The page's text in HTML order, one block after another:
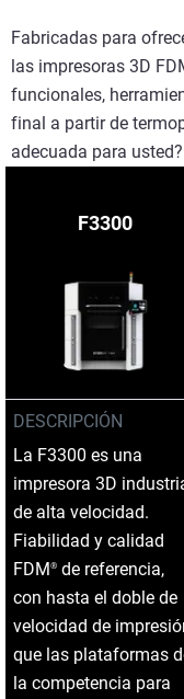
Fabricadas para
las impresoras 3D
funcionales,
final a partir de
adecuada para usted?
F3300
DESCRIPCIÓN
La F3300 es una
impresora 3D
de alta velocidad.
Fiabilidad y calidad
FDM® de referencia,
con hasta el doble de
velocidad de
que las plataformas
la competencia para